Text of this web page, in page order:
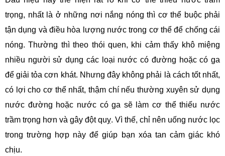
trọng, nhất là ở những nơi nắng nóng thì cơ thể buộc phải
tận dụng và điều hòa lượng nước trong cơ thể để chống cái
nóng. Thường thì theo thói quen, khi cảm thấy khô miệng
nhiều người sử dụng các loại nước có đường hoặc có ga
để giải tỏa cơn khát. Nhưng đây không phải là cách tốt nhất,
có lợi cho cơ thể nhất, thậm chí nếu thường xuyên sử dụng
nước đường hoặc nước có ga sẽ làm cơ thể thiếu nước
trầm trọng hơn và gây đột quỵ. Vì thế, chỉ nên uống nước lọc
trong trường hợp này để giúp bạn xóa tan cảm giác khó
chịu.